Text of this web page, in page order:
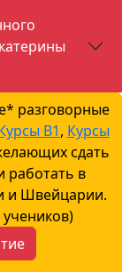
разговорные
B1, Курсы
сдать
работать в
и Швейцарии.